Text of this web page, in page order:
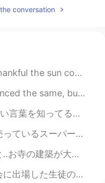
2020.02.20 03:37
2020.02.20 03:35
2020.02.20 03:27
conversation
to greet us. It was a nice weekend. Ho...
Kn...
えた言葉を使っているだけです。でも、英語でもそんなことが起こるので、元の性格...
番嬉しいことの1つはおにぎりだったので今ちょー懐かし 〜毎日おにぎり食べれる 😍😍😍
my time in Osaka... My culture is so different from...
I went to support my students who participated in the d...